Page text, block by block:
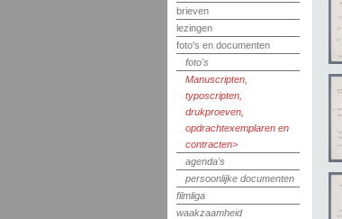
brieven
lezingen
foto's en documenten
foto's
Manuscripten,
typoscripten,
drukproeven,
opdrachtexemplaren en
contracten
agenda's
persoonlijke documenten
filmliga
waakzaamheid